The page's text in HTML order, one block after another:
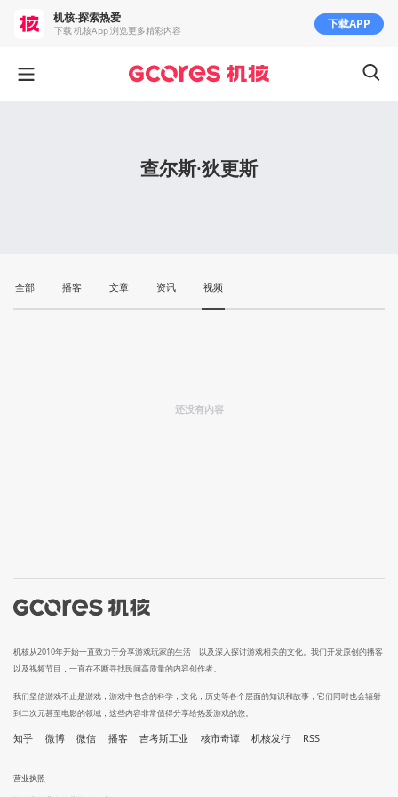
查尔斯·狄更斯
全部 播客 文章 资讯 视频
还没有内容
机核从2010年开始一直致力于分享游戏玩家的生活，以及深入探讨游戏相关的文化。我们开发原创的播客
以及视频节目，一直在不断寻找民间高质量的内容创作者。
我们坚信游戏不止是游戏，游戏中包含的科学，文化，历史等各个层面的知识和故事，它们同时也会辐射
到二次元甚至电影的领域，这些内容非常值得分享给热爱游戏的您。
知乎 微博 微信 播客 吉考斯工业 核市奇谭 机核发行 RSS
营业执照
机核-探索热爱
下载 机核App 浏览更多精彩内容 下载APP